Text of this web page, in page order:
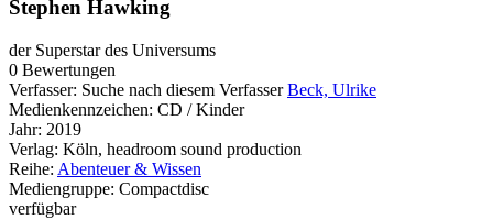
Stephen Hawking
der Superstar des Universums
0 Bewertungen
Verfasser: Suche nach diesem Verfasser Beck, Ulrike
Medienkennzeichen: CD / Kinder
Jahr: 2019
Verlag: Köln, headroom sound production
Reihe: Abenteuer & Wissen
Mediengruppe: Compactdisc
verfügbar